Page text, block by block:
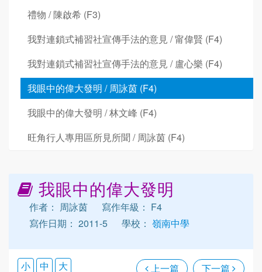
禮物 / 陳啟希 (F3)
我對連鎖式補習社宣傳手法的意見 / 甯偉賢 (F4)
我對連鎖式補習社宣傳手法的意見 / 盧心樂 (F4)
我眼中的偉大發明 / 周詠茵 (F4)
我眼中的偉大發明 / 林文峰 (F4)
旺角行人專用區所見所聞 / 周詠茵 (F4)
我眼中的偉大發明
作者： 周詠茵
寫作年級： F4
寫作日期： 2011-5
學校： 嶺南中學
上一篇 下一篇
小 中 大